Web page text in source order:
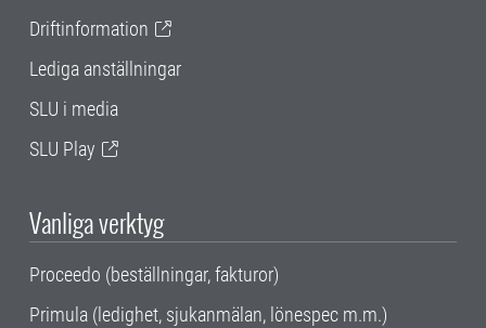
Driftinformation
Lediga anställningar
SLU i media
SLU Play
Vanliga verktyg
Proceedo (beställningar, fakturor)
Primula (ledighet, sjukanmälan, lönespec m.m.)